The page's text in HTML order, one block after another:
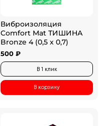
Виброизоляция
Comfort Mat ТИШИНА
Bronze 4 (0,5 x 0,7)
500 ₽
В 1 клик
В корзину